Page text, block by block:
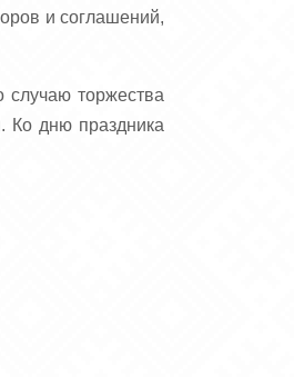
и соглашений,
торжества
Ко дню праздника